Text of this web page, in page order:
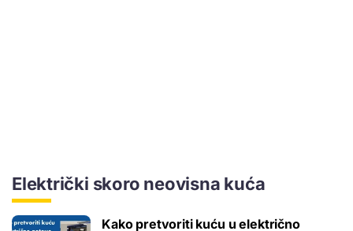
Električki skoro neovisna kuća
Kako pretvoriti kuću u električno